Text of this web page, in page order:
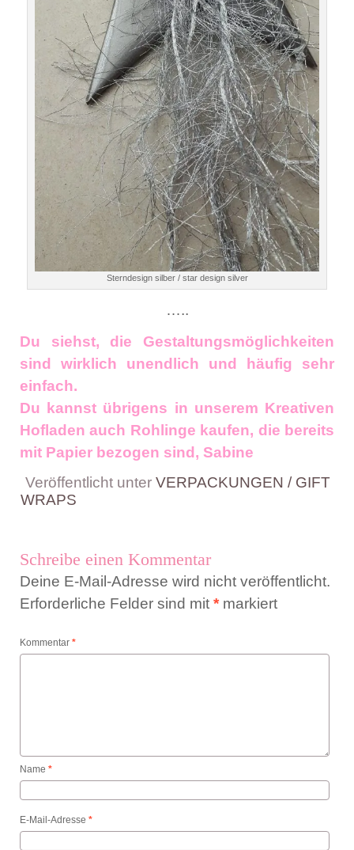
Sterndesign silber / star design silver
…..
Du siehst, die Gestaltungsmöglichkeiten
sind wirklich unendlich und häufig sehr
einfach.
Du kannst übrigens in unserem Kreativen
Hofladen auch Rohlinge kaufen, die bereits
mit Papier bezogen sind, Sabine
Veröffentlicht unter VERPACKUNGEN / GIFT
WRAPS
Schreibe einen Kommentar
Deine E-Mail-Adresse wird nicht veröffentlicht.
Erforderliche Felder sind mit *markiert
Kommentar *
Name *
E-Mail-Adresse *